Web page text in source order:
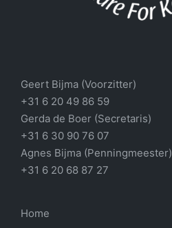
Geert Bijma (Voorzitter)
+31 6 20 49 86 59
Gerda de Boer (Secretaris)
+31 6 30 90 76 07
Agnes Bijma (Penningmeester)
+31 6 20 68 87 27
Home